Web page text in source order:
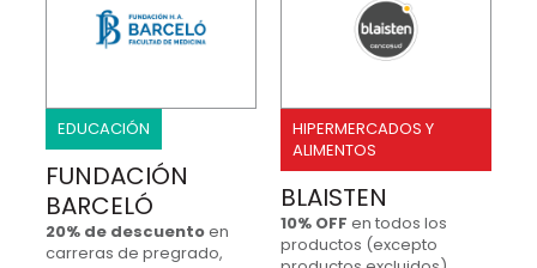
EDUCACIÓN
FUNDACIÓN
BARCELÓ
20% de descuentoen
carreras de pregrado,
HIPERMERCADOS Y
ALIMENTOS
BLAISTEN
10% OFF en todos los
productos (excepto